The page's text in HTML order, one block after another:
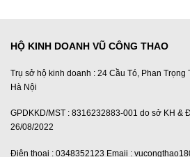
HỘ KINH DOANH VŨ CÔNG THAO
Trụ sở hộ kinh doanh : 24 Cầu Tó, Phan Trọng
Hà Nội
GPDKKD/MST : 8316232883-001 do sở KH &
26/08/2022
Điện thoại : 0348352123 Emaii :